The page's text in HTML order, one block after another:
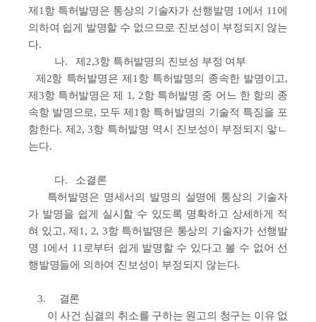
제1항 특허발명은 통상의 기술자가 선행발명 1에서 11에
의하여 쉽게 발명할 수 없으므로 진보성이 부정되지 않는
다.
나.
제2,3항 특허발명의 진보성 부정 여부
제2항 특허발명은 제1항 특허발명의 종속한 발명이고,
제3항 특허발명은 제 1, 2항 특허발명 중 어느 한 항의 종
속항 발명으로, 모두 제1항 특허발명의 기술적 특징을 포
함한다. 제2, 3항 특허발명 역시 진보성이 부정되지 앟ㄴ
는다.
다.
소결론
특허발명은 명세서의 발명의 설명에 통상의 기술자
가 발명을 쉽게 실시할 수 있도록 명확하고 상세하게 적
혀 있고, 제1, 2, 3항 특허발명은 통상의 기술자가 선행발
명 1에서 11로부터 쉽게 발명할 수 있다고 볼 수 없어 선
행발명들에 의하여 진보성이 부정되지 않는다.
3.
결론
이 사건 심결의 취소를 구하는 원고의 청구는 이유 없